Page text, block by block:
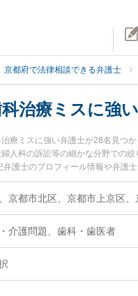
京都府で法律相談できる弁護士
治療ミスに強
療ミスに強い弁護士が28名見つ
人科の訴訟等の細かな分野での
弁護士のプロフィール情報や弁護
スのトラブル解決の実績豊富な
すすめです。
介護問題、歯科・歯医者